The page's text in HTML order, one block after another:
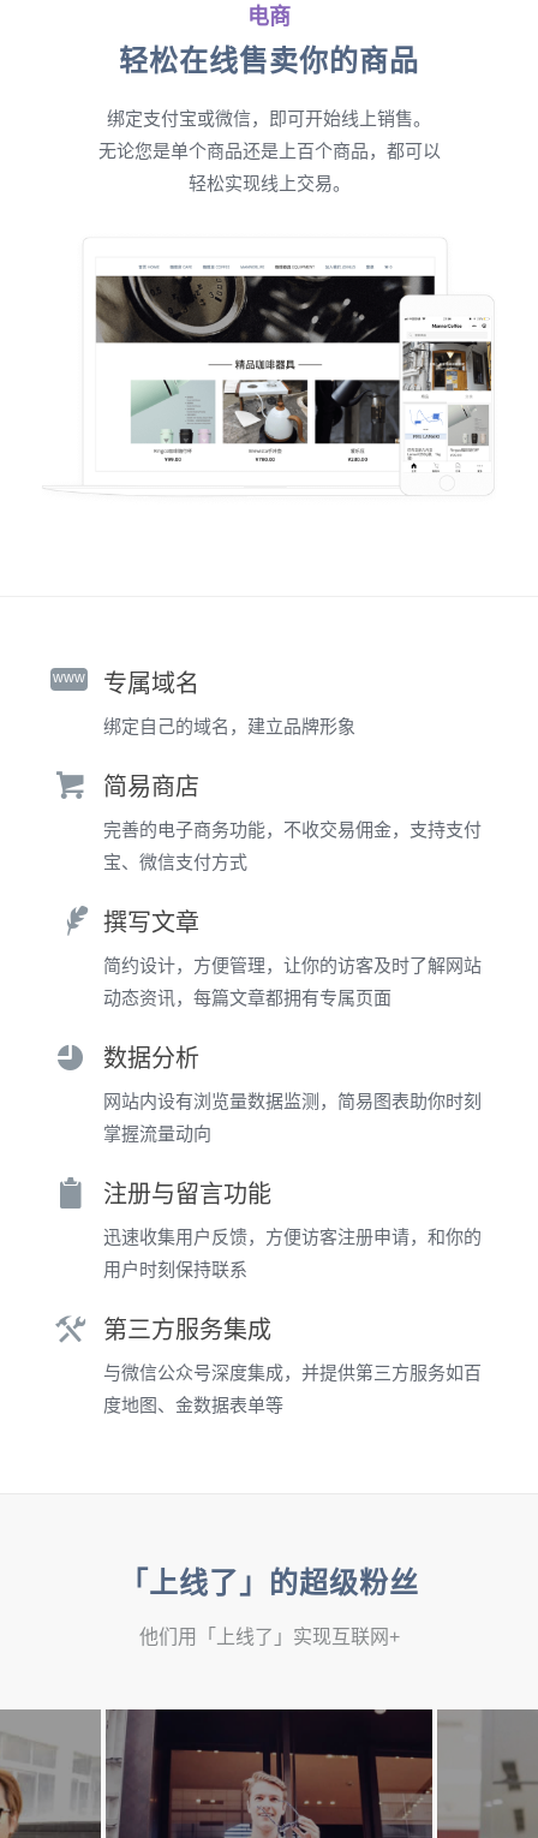
电商
轻松在线售卖你的商品
绑定支付宝或微信，即可开始线上销售。
无论您是单个商品还是上百个商品，都可以
轻松实现线上交易。
www 专属域名
绑定自己的域名，建立品牌形象
简易商店
完善的电子商务功能，不收交易佣金，支持支付
宝、微信支付方式
撰写文章
简约设计，方便管理，让你的访客及时了解网站
动态资讯，每篇文章都拥有专属页面
数据分析
网站内设有浏览量数据监测，简易图表助你时刻
掌握流量动向
注册与留言功能
迅速收集用户反馈，方便访客注册申请，和你的
用户时刻保持联系
第三方服务集成
与微信公众号深度集成，并提供第三方服务如百
度地图、金数据表单等
「上线了」的超级粉丝
他们用「上线了」实现互联网+